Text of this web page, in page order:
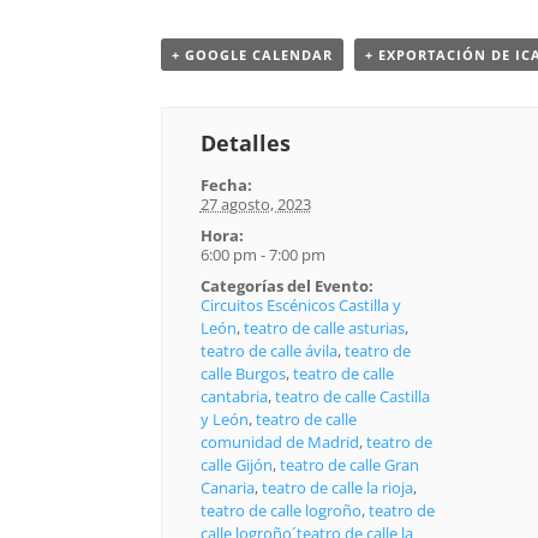
+ GOOGLE CALENDAR + EXPORTACIÓN DE
Detalles
Fecha:
27 agosto, 2023
Hora:
6:00 pm - 7:00 pm
Categorías del Evento:
Circuitos Escénicos Castilla y
León,teatro de calle asturias,
teatro de calle ávila,teatro de
calle Burgos,teatro de calle
cantabria,teatro de calle Castilla
y León,teatro de calle
comunidad de Madrid,teatro de
calle Gijón,teatro de calle Gran
Canaria,teatro de calle la rioja,
teatro de calle logroño,teatro de
calle logroño´teatro de calle la